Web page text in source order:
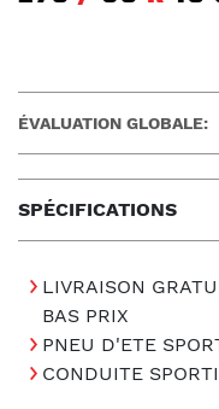
SPÉCIFICATIONS
ÉVALUATION GLOBALE:
LIVRAISON
BAS PRIX
PNEU D'ETE
CONDUITE